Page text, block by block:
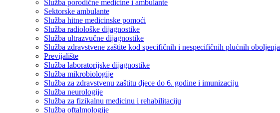
Služba porodične medicine i ambulante
Sektorske ambulante
Služba hitne medicinske pomoći
Služba radiološke dijagnostike
Služba ultrazvučne dijagnostike
Služba zdravstvene zaštite kod specifičnih i nespecifičnih plućnih oboljenja
Previjalište
Služba laboratorijske dijagnostike
Služba mikrobiologije
Služba za zdravstvenu zaštitu djece do 6. godine i imunizaciju
Služba neurologije
Služba za fizikalnu medicinu i rehabilitaciju
Služba oftalmologije